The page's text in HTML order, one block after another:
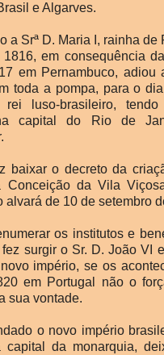
e Algarves.
a Srª D. Maria I, rainha de
em consequência
em Pernambuco, adiou
toda a pompa, para o
rei luso-brasileiro,
capital do Rio de
baixar o decreto da
Conceição da Vila
alvará de 10 de setembro
os institutos e
surgir o Sr. D. João VI
império, se os
em Portugal não o
sua vontade.
o novo império
capital da monarquia,